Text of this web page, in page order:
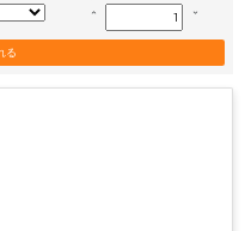
keyboard_arrow_up keyboard_arrow_down